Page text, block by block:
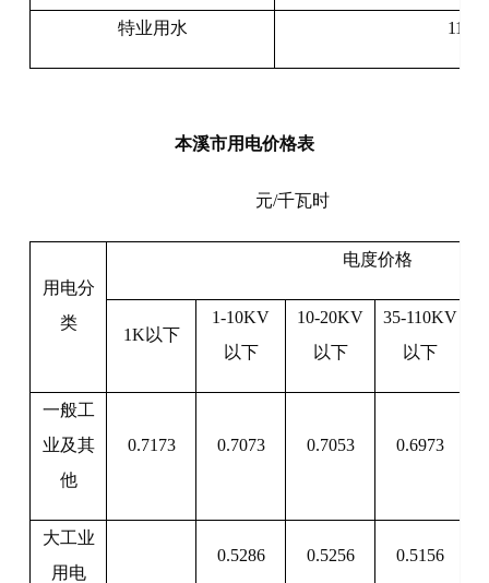
特业用水 11.4
本溪市用电价格表
元/千瓦时
用电分
类
电度价格
1K以下
1-10KV
以下
10-20KV
以下
35-110KV
以下
一般工
业及其
他
0.7173 0.7073 0.7053 0.6973
大工业
用电
0.5286 0.5256 0.5156